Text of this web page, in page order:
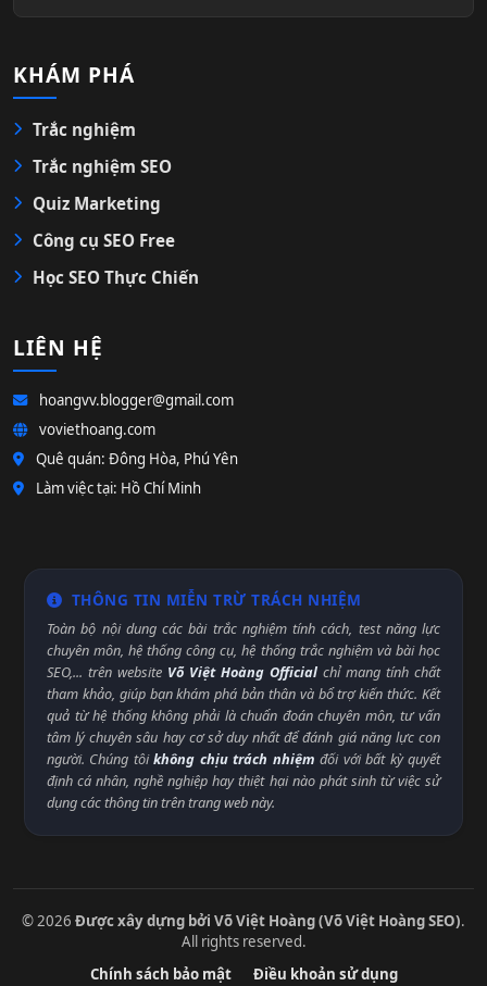
KHÁM PHÁ
Trắc nghiệm
Trắc nghiệm SEO
Quiz Marketing
Công cụ SEO Free
Học SEO Thực Chiến
LIÊN HỆ
hoangvv.blogger@gmail.com
voviethoang.com
Quê quán: Đông Hòa, Phú Yên
Làm việc tại: Hồ Chí Minh
THÔNG TIN MIỄN TRỪ TRÁCH NHIỆM
Toàn bộ nội dung các bài trắc nghiệm tính cách, test năng lực
chuyên môn, hệ thống công cụ, hệ thống trắc nghiệm và bài học
SEO,... trên website Võ Việt Hoàng Official chỉ mang tính chất
tham khảo, giúp bạn khám phá bản thân và bổ trợ kiến thức. Kết
quả từ hệ thống không phải là chuẩn đoán chuyên môn, tư vấn
tâm lý chuyên sâu hay cơ sở duy nhất để đánh giá năng lực con
người. Chúng tôikhông chịu trách nhiệm đối với bất kỳ quyết
định cá nhân, nghề nghiệp hay thiệt hại nào phát sinh từ việc sử
dụng các thông tin trên trang web này.
© 2026 Được xây dựng bởi Võ Việt Hoàng (Võ Việt Hoàng SEO).
All rights reserved.
Chính sách bảo mật
Điều khoản sử dụng